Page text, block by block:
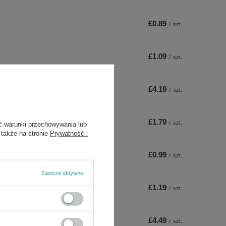
£0.89 / szt.
£1.09 / szt.
£4.19 / szt.
£1.79 / szt.
£0.99 / szt.
£1.19 / szt.
£4.49 / szt.
warunki przechowywania lub
na stronie Prywatność i
Zawsze aktywne